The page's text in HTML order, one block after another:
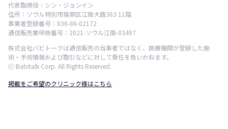
代表取締役：シン・ジョンイン
住所：ソウル特別市瑞草区江南大路363 11階
事業者登録番号：836-86-02172
通信販売業申告番号：2021-ソウル江南-03497
株式会社バビトークは通信販売の当事者ではなく、医療機関が登録した施
術・手術情報および取引などに対して責任を負いかねます。
ⓒ Babitalk Corp. All Rights Reserved.
掲載をご希望のクリニック様はこちら